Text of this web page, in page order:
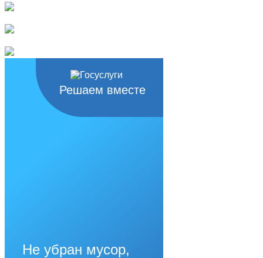
Решаем вместе
Не убран мусор,